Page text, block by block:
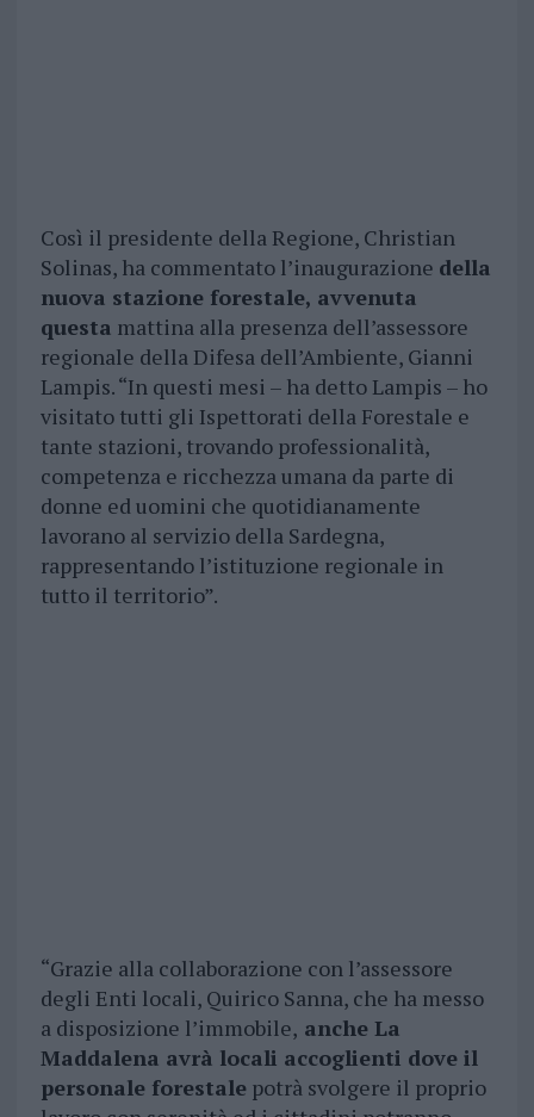
Così il presidente della Regione, Christian
Solinas, ha commentato l’inaugurazione della
nuova stazione forestale, avvenuta
questa mattina alla presenza dell’assessore
regionale della Difesa dell’Ambiente, Gianni
Lampis. “In questi mesi – ha detto Lampis – ho
visitato tutti gli Ispettorati della Forestale e
tante stazioni, trovando professionalità,
competenza e ricchezza umana da parte di
donne ed uomini che quotidianamente
lavorano al servizio della Sardegna,
rappresentando l’istituzione regionale in
tutto il territorio”.
“Grazie alla collaborazione con l’assessore
degli Enti locali, Quirico Sanna, che ha messo
a disposizione l’immobile, anche La
Maddalena avrà locali accoglienti dove il
personale forestalepotrà svolgere il proprio